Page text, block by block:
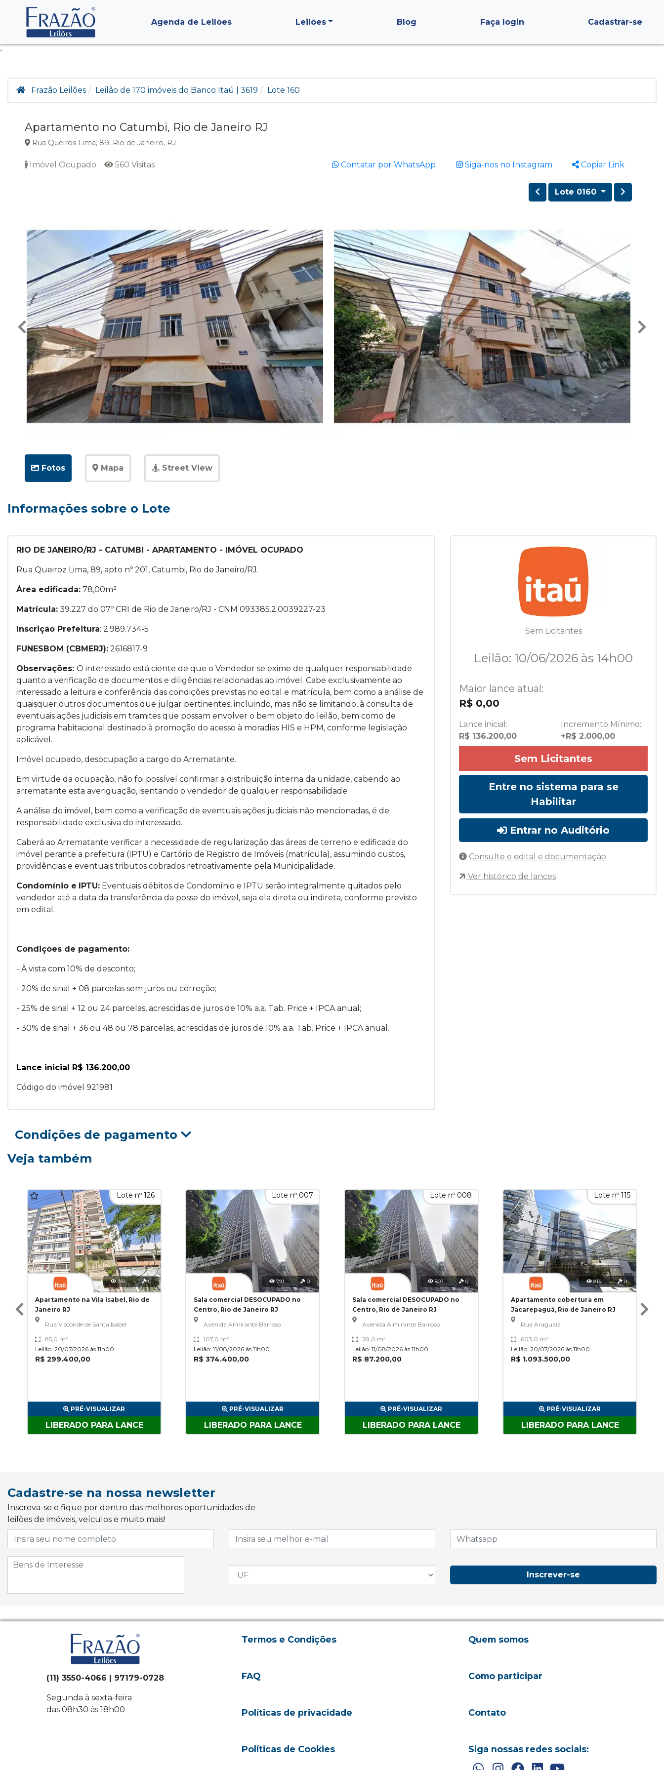
.
Agenda de Leilões Leilões Blog Faça login Cadastrar-se
Frazão Leilões Leilão de 170 imóveis do Banco Itaú | 3619 Lote 160
Apartamento no Catumbi, Rio de Janeiro RJ
Rua Queiros Lima, 89, Rio de Janeiro, RJ
Imóvel Ocupado 560 Visitas Contatar por WhatsApp Siga-nos no Instagram Copiar Link
Lote 0160
Fotos Mapa Street View
Informações sobre o Lote
RIO DE JANEIRO/RJ - CATUMBI - APARTAMENTO - IMÓVEL OCUPADO
Rua Queiroz Lima, 89, apto nº 201, Catumbi, Rio de Janeiro/RJ.
Área edificada: 78,00m²
Matrícula: 39.227 do 07º CRI de Rio de Janeiro/RJ - CNM 093385.2.0039227-23
Inscrição Prefeitura: 2.989.734-5
FUNESBOM (CBMERJ): 2616817-9
Observações: O interessado está ciente de que o Vendedor se exime de qualquer responsabilidade
quanto a verificação de documentos e diligências relacionadas ao imóvel. Cabe exclusivamente ao
interessado a leitura e conferência das condições previstas no edital e matrícula, bem como a análise de
quaisquer outros documentos que julgar pertinentes, incluindo, mas não se limitando, à consulta de
eventuais ações judiciais em tramites que possam envolver o bem objeto do leilão, bem como de
programa habitacional destinado à promoção do acesso à moradias HIS e HPM, conforme legislação
aplicável.
Imóvel ocupado, desocupação a cargo do Arrematante.
Em virtude da ocupação, não foi possível confirmar a distribuição interna da unidade, cabendo ao
arrematante esta averiguação, isentando o vendedor de qualquer responsabilidade.
A análise do imóvel, bem como a verificação de eventuais ações judiciais não mencionadas, é de
responsabilidade exclusiva do interessado.
Caberá ao Arrematante verificar a necessidade de regularização das áreas de terreno e edificada do
imóvel perante a prefeitura (IPTU) e Cartório de Registro de Imóveis (matrícula), assumindo custos,
providências e eventuais tributos cobrados retroativamente pela Municipalidade.
Condomínio e IPTU: Eventuais débitos de Condomínio e IPTU serão integralmente quitados pelo
vendedor até a data da transferência da posse do imóvel, seja ela direta ou indireta, conforme previsto
em edital.
Condições de pagamento:
- À vista com 10% de desconto;
- 20% de sinal + 08 parcelas sem juros ou correção;
- 25% de sinal + 12 ou 24 parcelas, acrescidas de juros de 10% a.a. Tab. Price + IPCA anual;
- 30% de sinal + 36 ou 48 ou 78 parcelas, acrescidas de juros de 10% a.a. Tab. Price + IPCA anual.
Lance inicial R$ 136.200,00
Código do imóvel 921981
Sem Licitantes
Leilão: 10/06/2026 às 14h00
Maior lance atual:
R$ 0,00
Lance inicial:
R$ 136.200,00
Incremento Mínimo:
+R$ 2.000,00
Sem Licitantes
Entre no sistema para se
Habilitar
Entrar no Auditório
Consulte o edital e documentação
Ver histórico de lances
Condições de pagamento
Veja também
Lote nº 126
781 0
Apartamento na Vila Isabel, Rio de
Janeiro RJ
Rua Visconde de Santa Isabel
85,0 m²
Leilão: 20/07/2026 às 11h00
R$ 299.400,00
PRÉ-VISUALIZAR
LIBERADO PARA LANCE
Lote nº 007
791 0
Sala comercial DESOCUPADO no
Centro, Rio de Janeiro RJ
Avenida Almirante Barroso
107,0 m²
Leilão: 11/08/2026 às 11h00
R$ 374.400,00
PRÉ-VISUALIZAR
LIBERADO PARA LANCE
Lote nº 008
807 0
Sala comercial DESOCUPADO no
Centro, Rio de Janeiro RJ
Avenida Almirante Barroso
28,0 m²
Leilão: 11/08/2026 às 11h00
R$ 87.200,00
PRÉ-VISUALIZAR
LIBERADO PARA LANCE
Lote nº 115
813 0
Apartamento cobertura em
Jacarepaguá, Rio de Janeiro RJ
Rua Araguaia
603,0 m²
Leilão: 20/07/2026 às 11h00
R$ 1.093.500,00
PRÉ-VISUALIZAR
LIBERADO PARA LANCE
Cadastre-se na nossa newsletter
Inscreva-se e fique por dentro das melhores oportunidades de
leilões de imóveis, veículos e muito mais!
Inscrever-se
(11) 3550-4066 | 97179-0728
Segunda à sexta-feira
das 08h30 às 18h00
Termos e Condições
FAQ
Políticas de privacidade
Políticas de Cookies
Quem somos
Como participar
Contato
Siga nossas redes sociais: